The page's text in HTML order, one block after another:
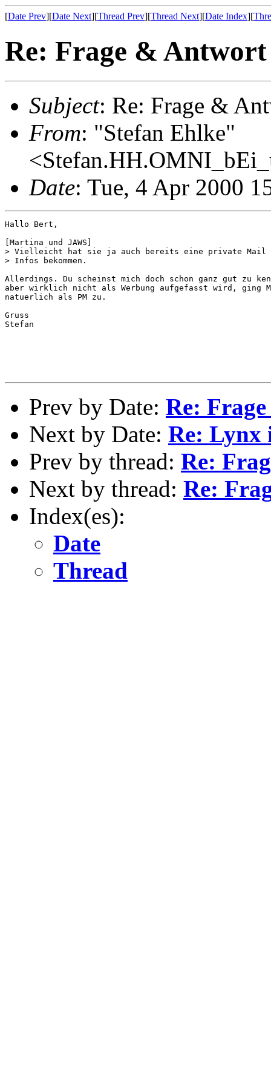
[Date Prev][Date Next][Thread Prev][Thread Next][Date Index][
Re: Frage &
Subject: Re: Frage &
From: "Stefan Ehlke"
Date: Tue, 4 Apr 2000
Hallo Bert,
[Martina und JAWS]
> Vielleicht hat sie ja auch bereits eine private Mail
> Infos bekommen.
Allerdings. Du scheinst mich doch schon ganz gut zu
aber wirklich nicht als Werbung aufgefasst wird, ging
natuerlich als PM zu.
Gruss
Stefan
Prev by Date: Re:
Next by Date: Re: Lynx
Prev by thread: Re:
Next by thread: Re:
Index(es):
Date
Thread